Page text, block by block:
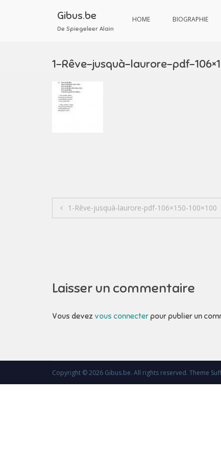
Gibus.be
De Spiegeleer Alain
HOME BIOGRAPHIE
1-Rêve-jusquà-laurore-pdf-
Navigation
1-Rêve-jusquà-laurore-pdf-106×150-100×100
Laisser un commentaire
Vous devez vous connecter pour publier un
Copyright © 2026 Gibus.be. All rights reserved. Theme